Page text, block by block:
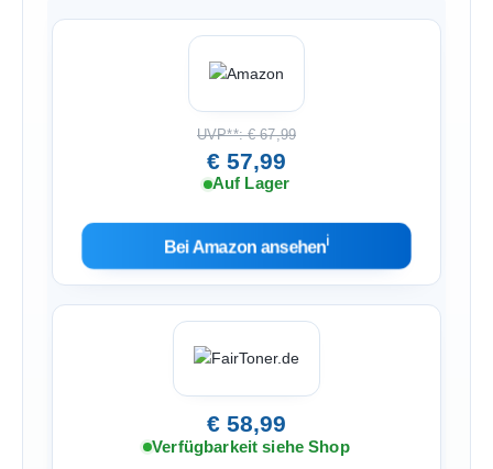
UVP**: € 67,99
€ 57,99
Auf Lager
Bei Amazon ansehenℹ︎
€ 58,99
Verfügbarkeit siehe Shop